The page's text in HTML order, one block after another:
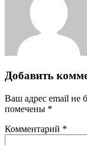
Добавить
Ваш адрес email не
помечены *
Комментарий *